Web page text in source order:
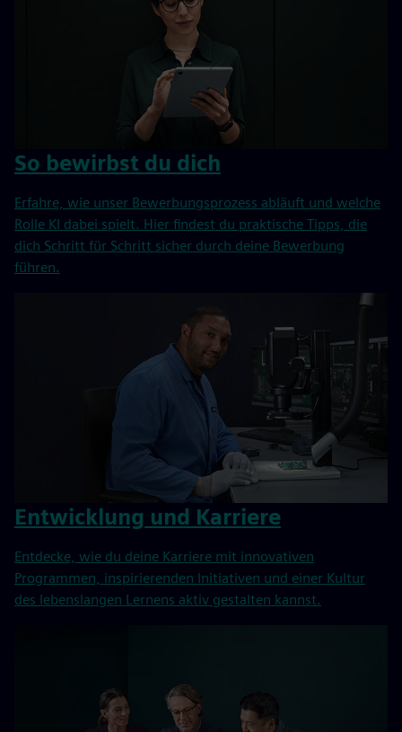
So bewirbst du dich
Erfahre, wie unser Bewerbungsprozess abläuft und welche
Rolle KI dabei spielt. Hier findest du praktische Tipps, die
dich Schritt für Schritt sicher durch deine Bewerbung
führen.
Entwicklung und Karriere
Entdecke, wie du deine Karriere mit innovativen
Programmen, inspirierenden Initiativen und einer Kultur
des lebenslangen Lernens aktiv gestalten kannst.